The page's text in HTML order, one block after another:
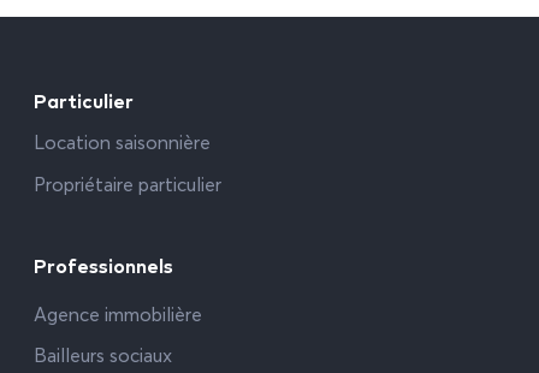
Particulier
Location saisonnière
Propriétaire particulier
Professionnels
Agence immobilière
Bailleurs sociaux